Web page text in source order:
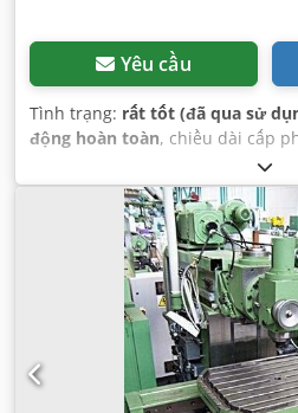
Yêu cầu
Tình trạng: rất tốt (đã qua sử
động hoàn toàn, chiều dài cấp
,
550 mm, khoảng cách di chuyển
cách di chuyển trục Y:550 mm,
550 mm,